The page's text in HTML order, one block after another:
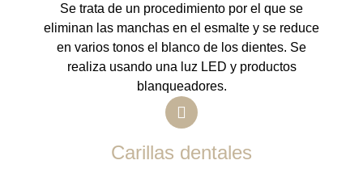
Se trata de un procedimiento por el que se
eliminan las manchas en el esmalte y se reduce
en varios tonos el blanco de los dientes. Se
realiza usando una luz LED y productos
blanqueadores.
Carillas dentales